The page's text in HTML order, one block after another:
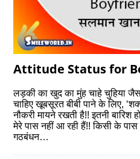
Attitude Status for
लड़की का खुद का मुंह चाहे चुहिया
चाहिए खूबसूरत बीबी पाने के लिए,
नौकरी मायने रखती है!! इतनी बारिश
मेरे पास नहीं आ रही हैं!! किसी के
गठबंधन…